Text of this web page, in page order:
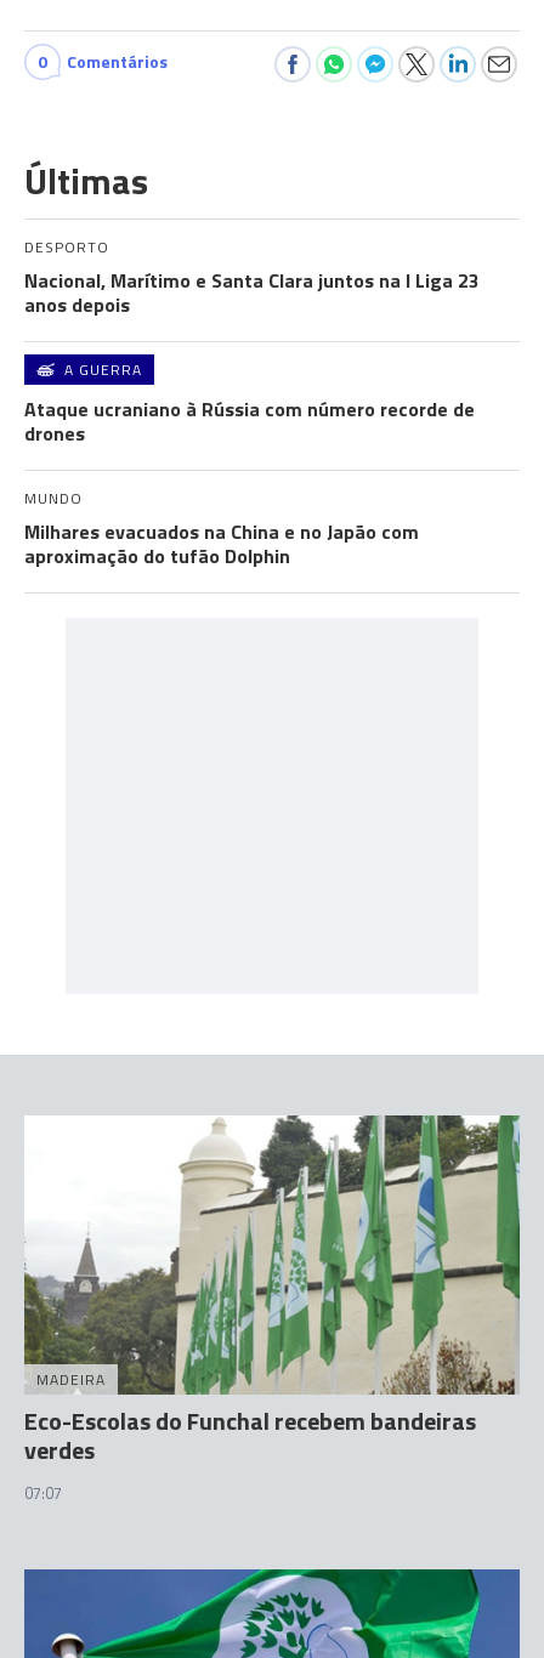
0 Comentários
Últimas
DESPORTO
Nacional, Marítimo e Santa Clara juntos na I Liga 23
anos depois
A GUERRA
Ataque ucraniano à Rússia com número recorde de
drones
MUNDO
Milhares evacuados na China e no Japão com
aproximação do tufão Dolphin
MADEIRA
Eco-Escolas do Funchal recebem bandeiras
verdes
07:07